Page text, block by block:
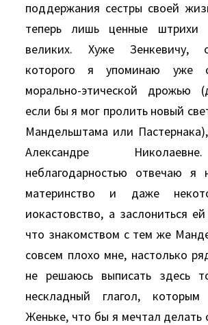
поддержания сестры своей
теперь лишь ценные штрихи
великих. Хуже Зенкевичу,
которого я упоминаю уже
морально-этической дрожью
если бы я мог пролить новый
Мандельштама или
Александре
неблагодарностью отвечаю я
материнство и даже
иокастовство, а заслониться
что знакомством с тем же
совсем плохо мне, настолько
не решаюсь выписать здесь
нескладный глагол,
Женьке, что бы я мечтал делать